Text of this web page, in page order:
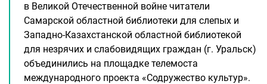
в Великой Отечественной войне читатели
Самарской областной библиотеки для слепых и
Западно-Казахстанской областной библиотекой
для незрячих и слабовидящих граждан (г. Уральск)
объединились на площадке телемоста
международного проекта «Содружество культур».